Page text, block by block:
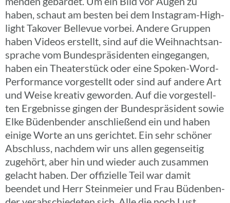
haben, schaut am besten bei dem Insta­­gram-High­­
light Takover Belle­vue vorbei. Andere Gruppen
haben Videos erstellt, sind auf die Weih­nachts­an­
spra­che vom Bundes­prä­si­den­ten einge­gan­gen,
haben ein Thea­ter­stück oder eine Spoken-Word-
Perfor­­mance vorge­stellt oder sind auf andere Art
und Weise kreativ gewor­den. Auf die vorge­stell­
ten Ergeb­nisse gingen der Bundes­prä­si­dent sowie
Elke Büden­ben­der anschlie­ßend ein und haben
einige Worte an uns gerich­tet. Ein sehr schöner
Abschluss, nachdem wir uns allen gegen­sei­tig
zuge­hört, aber hin und wieder auch zusam­men
gelacht haben. Der offi­zi­elle Teil war damit
beendet und Herr Stein­meier und Frau Büden­ben­